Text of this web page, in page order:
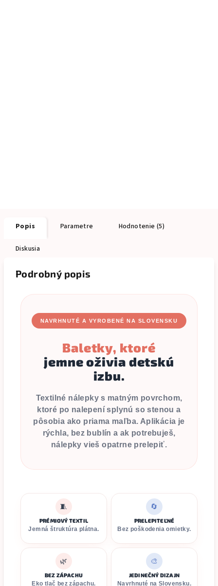
Popis Parametre Hodnotenie (5)
Diskusia
Podrobný popis
NAVRHNUTÉ A VYROBENÉ NA SLOVENSKU
Baletky, ktoré
jemne oživia detskú
izbu.
Textilné nálepky s matným povrchom,
ktoré po nalepení splynú so stenou a
pôsobia ako priama maľba. Aplikácia je
rýchla, bez bublín a ak potrebuješ,
nálepky vieš opatrne prelepiť.
🧵
PRÉMIOVÝ TEXTIL
Jemná štruktúra plátna.
🔄
PRELEPITEĽNÉ
Bez poškodenia omietky.
🌿
BEZ ZÁPACHU
Eko tlač bez zápachu.
🎨
JEDINEČNÝ DIZAJN
Navrhnuté na Slovensku.